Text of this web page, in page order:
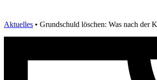
Aktuelles • Grundschuld löschen: Was nach der